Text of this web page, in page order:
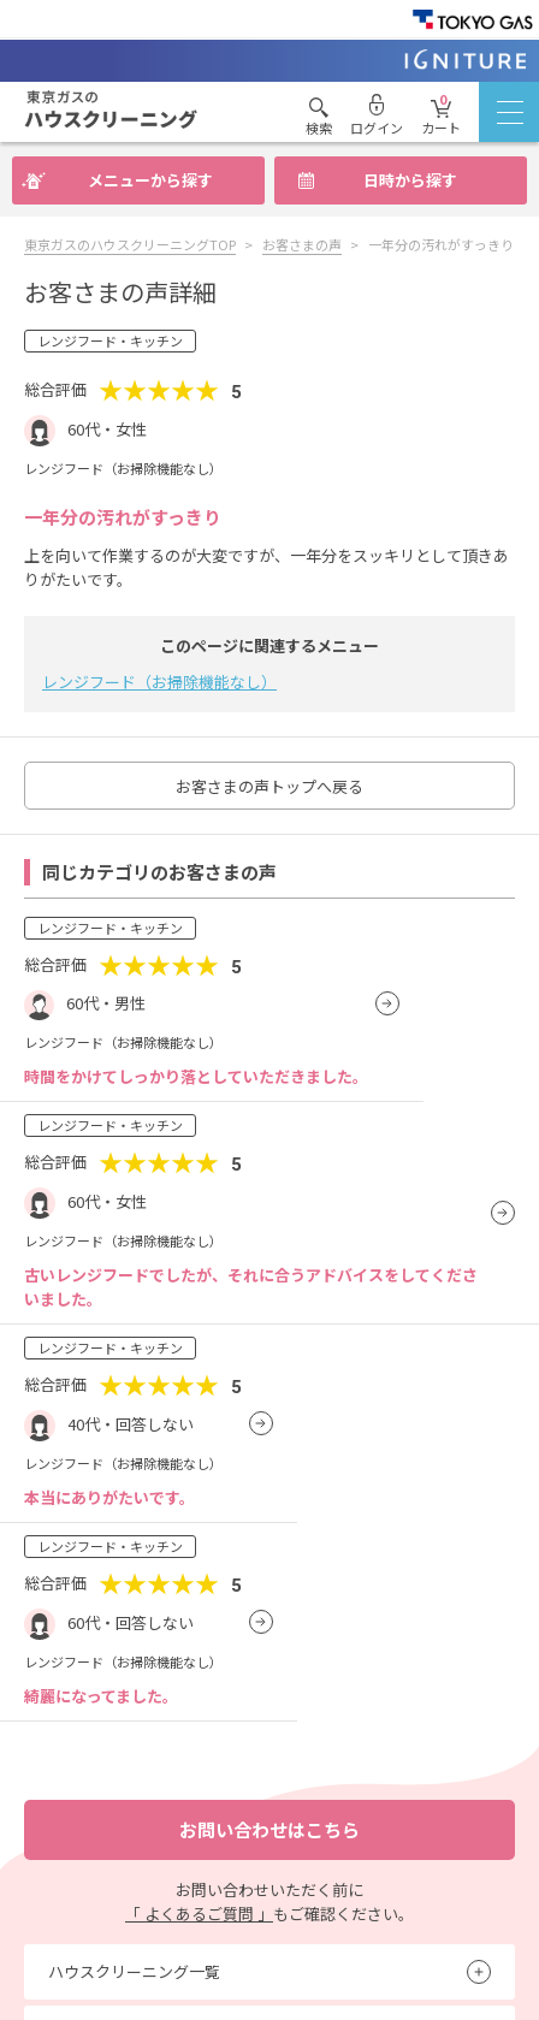
検索 ログイン
0
カート
メニューから探す 日時から探す
東京ガスのハウスクリーニングTOP お客さまの声 一年分の汚れがすっきり
お客さまの声詳細
レンジフード・キッチン
総合評価 ★★★★★ 5
60代・女性
レンジフード（お掃除機能なし）
一年分の汚れがすっきり
上を向いて作業するのが大変ですが、一年分をスッキリとして頂きあ
りがたいです。
このページに関連するメニュー
レンジフード（お掃除機能なし）
お客さまの声トップへ戻る
同じカテゴリのお客さまの声
レンジフード・キッチン
総合評価 ★★★★★ 5
60代・男性
レンジフード（お掃除機能なし）
時間をかけてしっかり落としていただきました。
レンジフード・キッチン
総合評価 ★★★★★ 5
60代・女性
レンジフード（お掃除機能なし）
古いレンジフードでしたが、それに合うアドバイスをしてくださ
いました。
レンジフード・キッチン
総合評価 ★★★★★ 5
40代・回答しない
レンジフード（お掃除機能なし）
本当にありがたいです。
レンジフード・キッチン
総合評価 ★★★★★ 5
60代・回答しない
レンジフード（お掃除機能なし）
綺麗になってました。
お問い合わせはこちら
お問い合わせいただく前に
「 よくあるご質問 」 もご確認ください。
ハウスクリーニング一覧